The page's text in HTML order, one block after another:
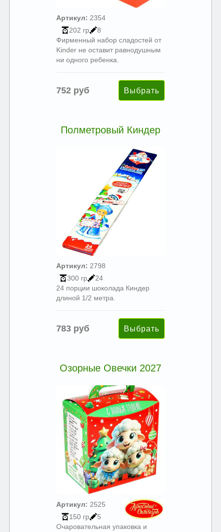
Артикул: 2354
202 гр
8
Фирменный набор сладостей от
Kinder не оставит равнодушным
ни одного ребенка.
752 руб
Полметровый Киндер
Артикул: 2798
300 гр
24
24 порции шоколада Киндер
длиной 1/2 метра.
783 руб
Озорные Овечки 2027
Артикул: 2525
150 гр
5
Очаровательная упаковка и